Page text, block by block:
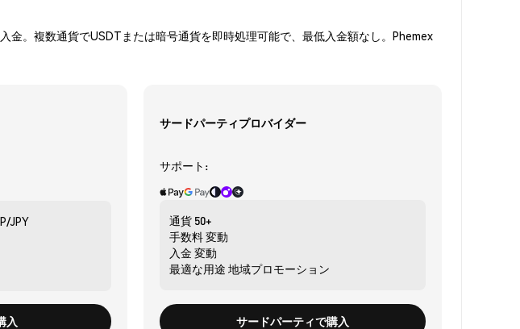
。複数通貨でUSDTまたは暗号通貨を即時処理可能で、最低入金額なし。Phemex
JPY
入
サードパーティプロバイダー
サポート:
通貨 50+
手数料変動
入金 変動
最適な用途 地域プロモーション
サードパーティで購入